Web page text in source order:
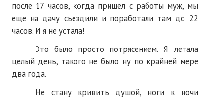
после 17 часов, когда пришел с работы муж, мы
еще на дачу съездили и поработали там до 22
часов. И я не устала!
Это было просто потрясением. Я летала
целый день, такого не было ну по крайней мере
два года.
Не стану кривить душой, ноги к ночи